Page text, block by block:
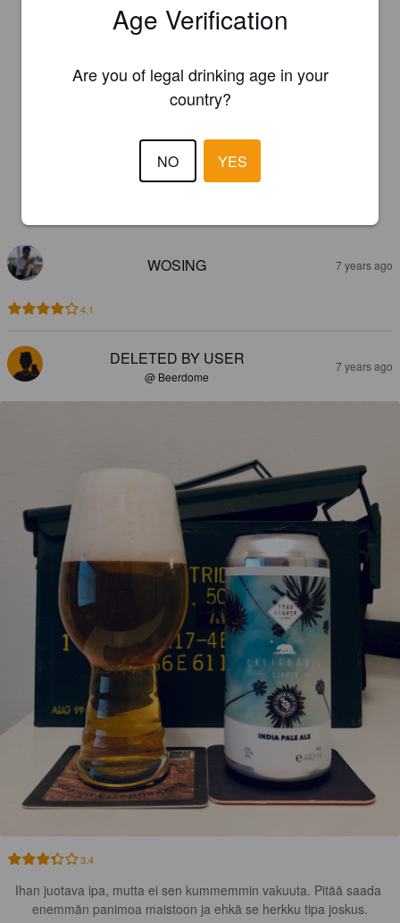
WOSING 7 years ago
4.1
DELETED BY USER
@ Beerdome
7 years ago
3.4
Ihan juotava ipa, mutta ei sen kummemmin vakuuta. Pitää saada
enemmän panimoa maistoon ja ehkä se herkku tipa joskus.
Age Verification
Are you of legal drinking age in your
country?
NO YES